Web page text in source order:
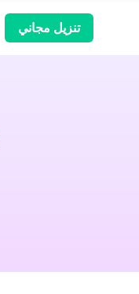
تنزيل مجاني